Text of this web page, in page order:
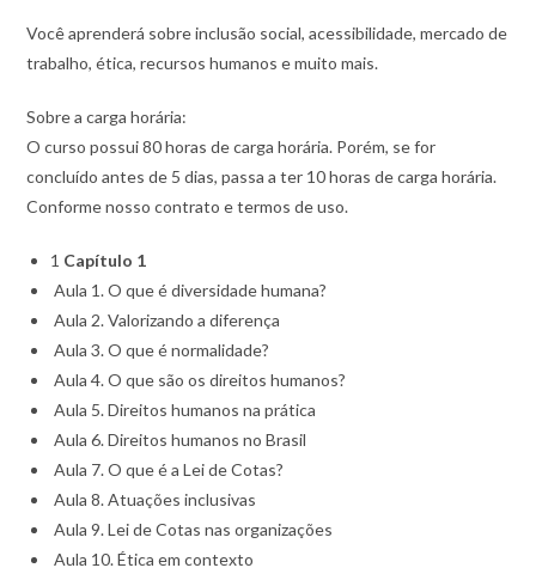
Você aprenderá sobre inclusão social, acessibilidade, mercado de
trabalho, ética, recursos humanos e muito mais.
Sobre a carga horária:
O curso possui 80 horas de carga horária. Porém, se for
concluído antes de 5 dias, passa a ter 10 horas de carga horária.
Conforme nosso contrato e termos de uso.
1 Capítulo 1
Aula 1. O que é diversidade humana?
Aula 2. Valorizando a diferença
Aula 3. O que é normalidade?
Aula 4. O que são os direitos humanos?
Aula 5. Direitos humanos na prática
Aula 6. Direitos humanos no Brasil
Aula 7. O que é a Lei de Cotas?
Aula 8. Atuações inclusivas
Aula 9. Lei de Cotas nas organizações
Aula 10. Ética em contexto